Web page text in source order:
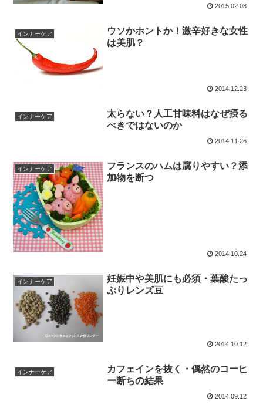
2015.02.03
インナーケア
ウソかホントか！激辛好きな女性
は美肌？
2014.12.23
インナーケア
太らない？人工甘味料はなぜ摂る
べきではないのか
2014.11.26
インナーケア
フランスのハムは腐りやすい？添
加物を断つ
2014.10.24
インナーケア
妊娠中や美肌にも必須・葉酸たっ
ぷりレンズ豆
2014.10.12
インナーケア
カフェインを抜く・偶然のコーヒ
ー断ちの結果
2014.09.12